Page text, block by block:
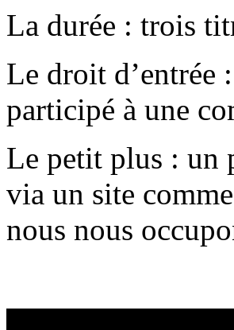
La durée : trois
Le droit d’entrée
participé à une
Le petit plus : un
via un site
nous nous